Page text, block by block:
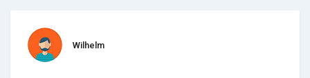
Wilhelm